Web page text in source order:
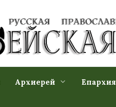
Архиерей Епархия